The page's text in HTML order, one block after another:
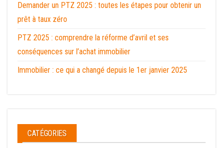
Demander un PTZ 2025 : toutes les étapes pour obtenir un
prêt à taux zéro
PTZ 2025 : comprendre la réforme d’avril et ses
conséquences sur l’achat immobilier
Immobilier : ce qui a changé depuis le 1er janvier 2025
CATÉGORIES